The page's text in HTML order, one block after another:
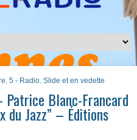
, 5 - Radio, Slide et en vedette
Blanc-Francard
du Jazz” – Éditions